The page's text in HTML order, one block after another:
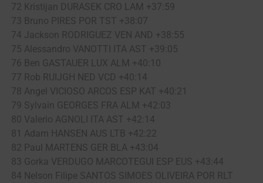
72 Kristijan DURASEK CRO LAM +37:59
73 Bruno PIRES POR TST +38:07
74 Jackson RODRIGUEZ VEN AND +38:55
75 Alessandro VANOTTI ITA AST +39:05
76 Ben GASTAUER LUX ALM +40:10
77 Rob RUIJGH NED VCD +40:14
78 Angel VICIOSO ARCOS ESP KAT +40:21
79 Sylvain GEORGES FRA ALM +42:03
80 Valerio AGNOLI ITA AST +42:14
81 Adam HANSEN AUS LTB +42:22
82 Paul MARTENS GER BLA +43:04
83 Gorka VERDUGO MARCOTEGUI ESP EUS +43:44
84 Nelson Filipe SANTOS SIMOES OLIVEIRA POR RLT